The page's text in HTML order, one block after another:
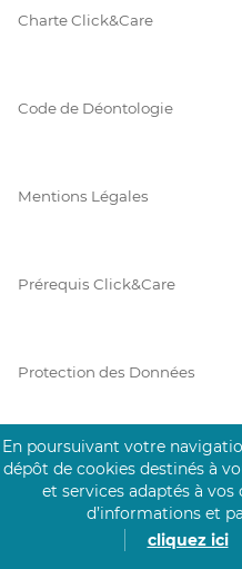
Charte Click&Care
Code de Déontologie
Mentions Légales
Prérequis Click&Care
Protection des Données
Vie Privée
En poursuivant votre
dépôt de cookies destinés à
et services adaptés à vos
d’informations et
cliquez ici